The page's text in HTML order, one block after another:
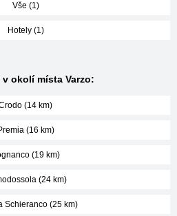
Vše (1)
Hotely (1)
okolí místa Varzo:
(14 km)
(16 km)
(19 km)
(24 km)
Schieranco (25 km)